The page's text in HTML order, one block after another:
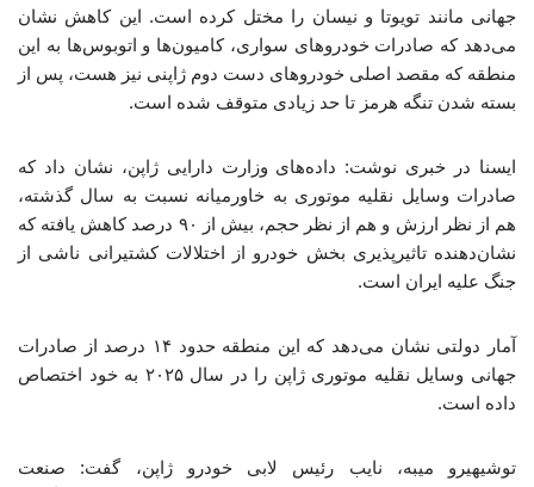
جهانی مانند تویوتا و نیسان را مختل کرده است. این کاهش نشان
می‌دهد که صادرات خودروهای سواری، کامیون‌ها و اتوبوس‌ها به این
منطقه که مقصد اصلی خودروهای دست دوم ژاپنی نیز هست، پس از
بسته شدن تنگه هرمز تا حد زیادی متوقف شده است.
ایسنا در خبری نوشت: داده‌های وزارت دارایی ژاپن، نشان داد که
صادرات وسایل نقلیه موتوری به خاورمیانه نسبت به سال گذشته،
هم از نظر ارزش و هم از نظر حجم، بیش از ۹۰ درصد کاهش یافته که
نشان‌دهنده تاثیرپذیری بخش خودرو از اختلالات کشتیرانی ناشی از
جنگ علیه ایران است.
آمار دولتی نشان می‌دهد که این منطقه حدود ۱۴ درصد از صادرات
جهانی وسایل نقلیه موتوری ژاپن را در سال ۲۰۲۵ به خود اختصاص
داده است.
توشیهیرو میبه، نایب رئیس لابی خودرو ژاپن، گفت: صنعت